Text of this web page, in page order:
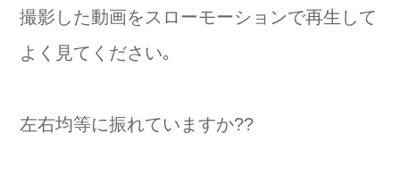
撮影した動画をスローモーションで再生して
よく見てください｡
左右均等に振れていますか??